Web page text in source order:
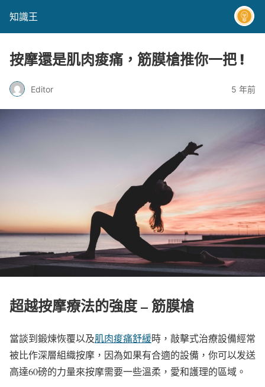
知識王
按摩還是肌肉痠痛，筋膜槍推你一把 !
Editor 5 年前
超越按摩療法的強度 – 筋膜槍
當談到鍛煉恢覆以及肌肉痠痛舒緩時，敲擊式治療設備經常
被比作深層組織按摩，因為如果有合適的設備，你可以发送
高達60磅的力量來按摩需要一些溫柔，愛和護理的區域。